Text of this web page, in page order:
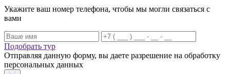
Укажите ваш номер телефона, чтобы мы могли связаться с
вами
Подобрать тур
Отправляя данную форму, вы даете разрешение на обработку
персональных данных